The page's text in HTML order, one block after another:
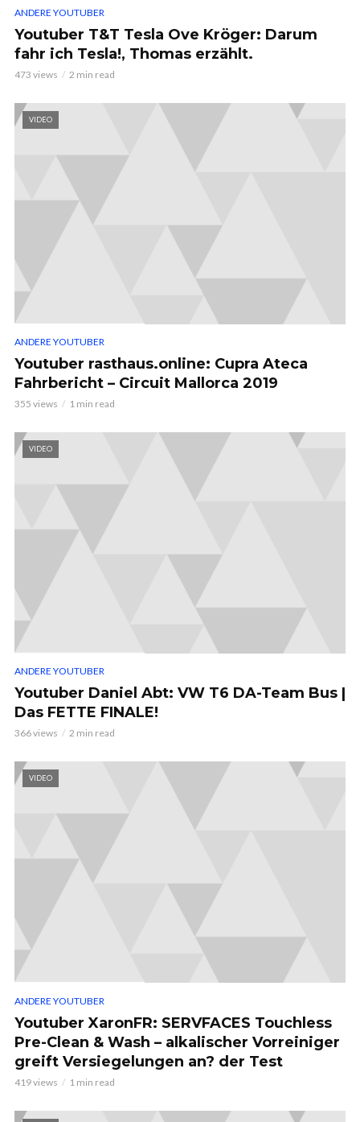
ANDERE YOUTUBER
Youtuber T&T Tesla Ove Kröger: Darum
fahr ich Tesla!, Thomas erzählt.
473 views 2 min read
VIDEO
ANDERE YOUTUBER
Youtuber rasthaus.online: Cupra Ateca
Fahrbericht – Circuit Mallorca 2019
355 views 1 min read
VIDEO
ANDERE YOUTUBER
Youtuber Daniel Abt: VW T6 DA-Team Bus |
Das FETTE FINALE!
366 views 2 min read
VIDEO
ANDERE YOUTUBER
Youtuber XaronFR: SERVFACES Touchless
Pre-Clean & Wash – alkalischer Vorreiniger
greift Versiegelungen an? der Test
419 views 1 min read